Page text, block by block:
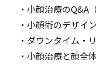
・小顔治療のQ&A
・小顔術のデザイ
・ダウンタイム・
・小顔治療と顔全